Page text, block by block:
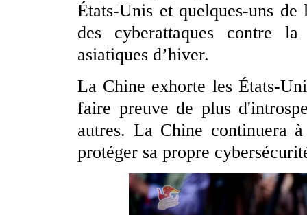
États-Unis et quelques-uns
des cyberattaques contre
asiatiques d’hiver.
La Chine exhorte les États-
faire preuve de plus
autres. La Chine continuera
protéger sa propre